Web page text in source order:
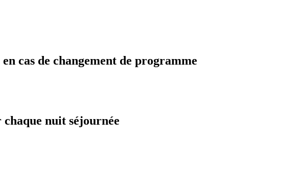
cas de changement de programme
chaque nuit séjournée